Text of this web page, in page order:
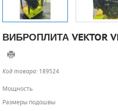
ВИБРОПЛИТА VEKTOR
Код товара: 189524
Мощность
Размеры подошвы
САДОВАЯ ТЕХНИКА
ЧИЛЛЕРЫ
КАНАЛИЗАЦИОННЫЕ НАСОСЫ
БЕНЗИНОВЫЕ МОТОПОМПЫ
ТАЛИ И ТЕЛЬФЕРЫ
ОСВЕТИТЕЛЬНЫЕ МАЧТЫ
КОНТРОЛЛЕРЫ (БЛОКИ
ПРЕДОХРАНИТЕЛЬНЫЕ КЛАПАНЫ
КЛАПАНЫ МИНИМАЛЬНОГО